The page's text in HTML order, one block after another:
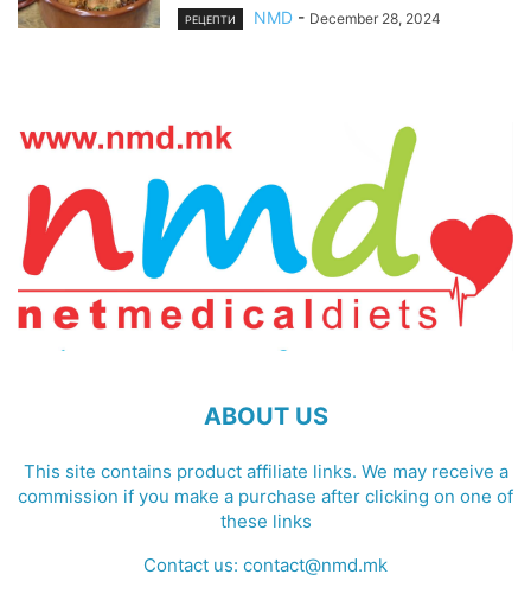
РЕЦЕПТИ NMD - December 28, 2024
ABOUT US
This site contains product affiliate links. We may receive a
commission if you make a purchase after clicking on one of
these links
Contact us: contact@nmd.mk